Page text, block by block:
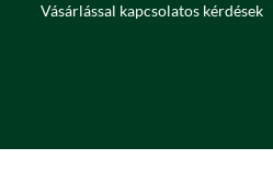
Vásárlással kapcsolatos kérdések